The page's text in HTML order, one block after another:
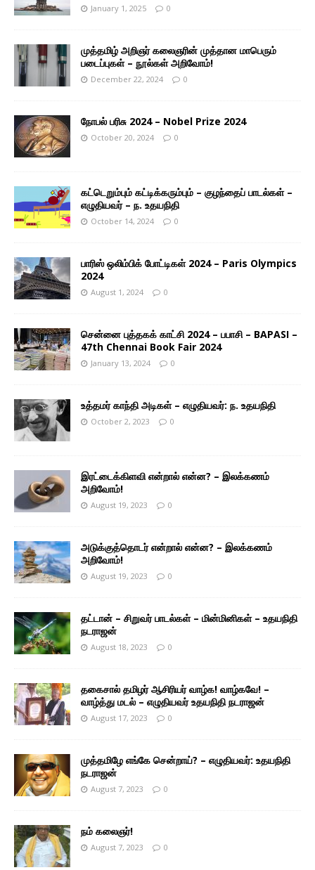
January 1, 2025 0
முத்தமிழ் அறிஞர் கலைஞரின் முத்தான மாபெரும்
படைப்புகள் – நூல்கள் அறிவோம்!
December 22, 2024 0
நோபல் பரிசு 2024 – Nobel Prize 2024
October 20, 2024 0
கட்டெறும்பும் கட்டிக்கரும்பும் – குழந்தைப் பாடல்கள் –
எழுதியவர் – ந. உதயநிதி
October 14, 2024 0
பாரிஸ் ஒலிம்பிக் போட்டிகள் 2024 – Paris Olympics
2024
August 1, 2024 0
சென்னை புத்தகக் காட்சி 2024 – பபாசி – BAPASI –
47th Chennai Book Fair 2024
January 13, 2024 0
உத்தமர் காந்தி அடிகள் – எழுதியவர்: ந. உதயநிதி
October 2, 2023 0
இரட்டைக்கிளவி என்றால் என்ன? – இலக்கணம்
அறிவோம்!
August 19, 2023 0
அடுக்குத்தொடர் என்றால் என்ன? – இலக்கணம்
அறிவோம்!
August 19, 2023 0
தட்டான் – சிறுவர் பாடல்கள் – மின்மினிகள் – உதயநிதி
நடராஜன்
August 18, 2023 0
தகைசால் தமிழர் ஆசிரியர் வாழ்க! வாழ்கவே! –
வாழ்த்து மடல் – எழுதியவர் உதயநிதி நடராஜன்
August 17, 2023 0
முத்தமிழே எங்கே சென்றாய்? – எழுதியவர்: உதயநிதி
நடராஜன்
August 7, 2023 0
நம் கலைஞர்!
August 7, 2023 0